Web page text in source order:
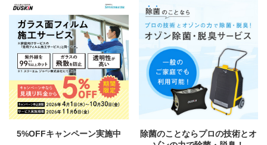
5%OFFキャンペーン実施中
除菌のことならプロの技術とオ